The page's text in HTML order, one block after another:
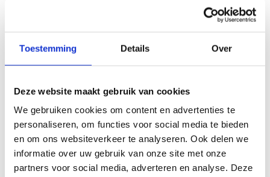
Toestemming Details Over
Deze website maakt gebruik van cookies
We gebruiken cookies om content en advertenties te
personaliseren, om functies voor social media te bieden
en om ons websiteverkeer te analyseren. Ook delen we
informatie over uw gebruik van onze site met onze
partners voor social media, adverteren en analyse. Deze
het belangrijk om tijdens een krachttrainingsperiode
voldoende eiwitten in te nemen indien je krachtwinst en
hypertrofie wil bekomen. Tijdens deze sessie wordt er
ingenomen, wanneer de ideale timing is voor deze inname
kracht- en uithoudingssporters.
Biografie van de spreker